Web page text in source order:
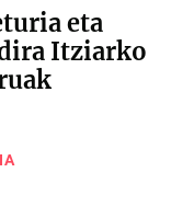
eta
Itziarko